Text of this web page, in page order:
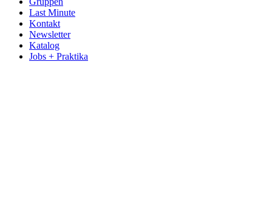
Last Minute
Kontakt
Newsletter
Katalog
Jobs + Praktika